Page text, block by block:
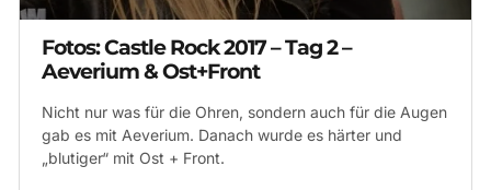
Fotos: Castle Rock 2017 – Tag 2 –
Aeverium & Ost+Front
Nicht nur was für die Ohren, sondern auch für die Augen
gab es mit Aeverium. Danach wurde es härter und
„blutiger“ mit Ost + Front.